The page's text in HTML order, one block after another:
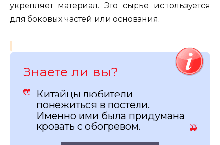
укрепляет материал. Это сырье используется
для боковых частей или основания.
Знаете ли вы?
Китайцы любители
понежиться в постели.
Именно ими была придумана
кровать с обогревом.